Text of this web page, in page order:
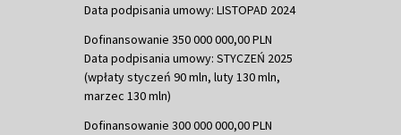
Data podpisania umowy: LISTOPAD 2024
Dofinansowanie 350 000 000,00 PLN
Data podpisania umowy: STYCZEŃ 2025
(wpłaty styczeń 90 mln, luty 130 mln,
marzec 130 mln)
Dofinansowanie 300 000 000,00 PLN